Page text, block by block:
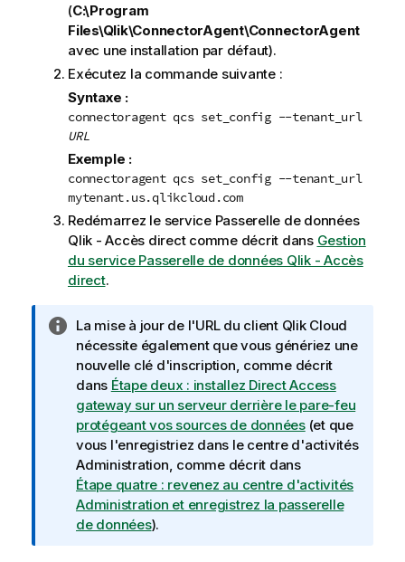
(C:\Program
Files\Qlik\ConnectorAgent\ConnectorAgent
avec une installation par défaut).
Exécutez la commande suivante :
Syntaxe :
connectoragent qcs set_config --tenant_url
URL
Exemple :
connectoragent qcs set_config --tenant_url
mytenant.us.qlikcloud.com
Redémarrez le service Passerelle de données
Qlik - Accès directcomme décrit dans Gestion
du service Passerelle de données Qlik - Accès
direct.
N
o
t
e
I
n
f
o
r
m
a
La mise à jour de l'URL du client Qlik Cloud
nécessite également que vous génériez une
nouvelle clé d'inscription, comme décrit
dans Étape deux : installez Direct Access
gateway sur un serveur derrière le pare-feu
protégeant vos sources de données(et que
vous l'enregistriez dans le centre d'activités
Administration, comme décrit dans
Étape quatre : revenez au centre d'activités
Administration et enregistrez la passerelle
de données).